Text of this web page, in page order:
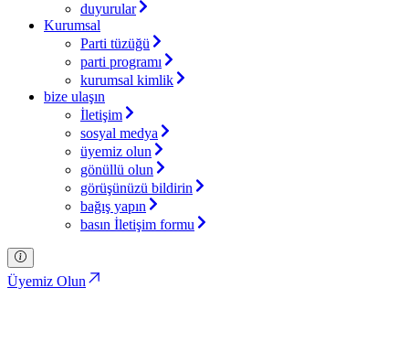
duyurular
Kurumsal
Parti tüzüğü
parti programı
kurumsal kimlik
bize ulaşın
İletişim
sosyal medya
üyemiz olun
gönüllü olun
görüşünüzü bildirin
bağış yapın
basın İletişim formu
Üyemiz Olun